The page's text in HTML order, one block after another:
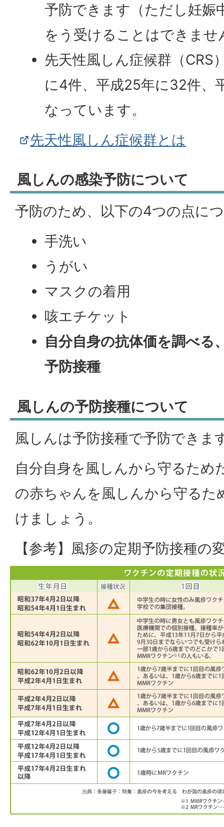
予防できます（ただし妊娠
をう受けることはできませ
先天性風しん症候群（CRS
に4件、平成25年に32件、
なっています。
先天性風しん症候群とは
風しんの感染予防について
予防のため、以下の4つの点に
手洗い
うがい
マスクの着用
咳エチケット
自分自身の抗体価を調べる
予防接種
風しんの予防接種について
風しんは予防接種で予防できま
自分自身を風しんから守るため
の赤ちゃんを風しんから守るた
けましょう。
【参考】風疹の定期予防接種の